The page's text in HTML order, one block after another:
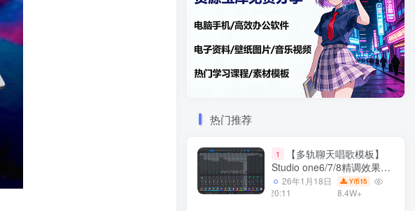
热门推荐
1
【多轨聊天唱歌模板】
Studio one6/7/8精调效果包
多种效果模式 声卡调试好直
播预设模板
26年1月18日
20:11
Y币15
8.4W+